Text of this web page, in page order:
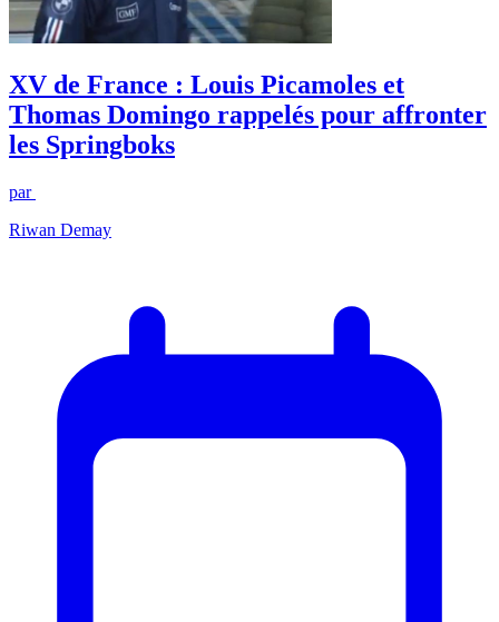
XV de France : Louis Picamoles et
Thomas Domingo rappelés pour affronter
les Springboks
par
Riwan Demay